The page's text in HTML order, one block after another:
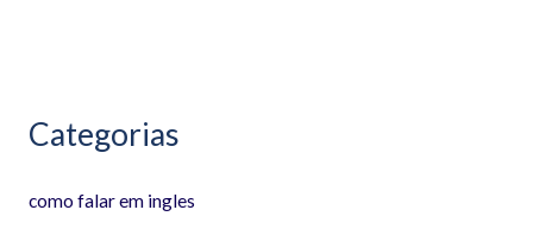
Categorias
como falar em ingles